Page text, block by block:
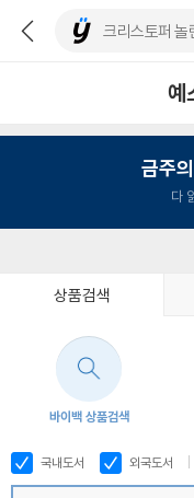
예
금주
다
상품검색
바이백 상품검색
국내도서 외국도서